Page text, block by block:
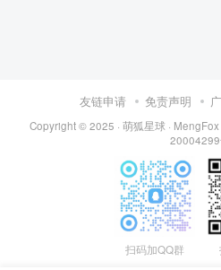
友链申请 免责声明
Copyright © 2025 · 萌狐星球 ·
扫码加QQ群